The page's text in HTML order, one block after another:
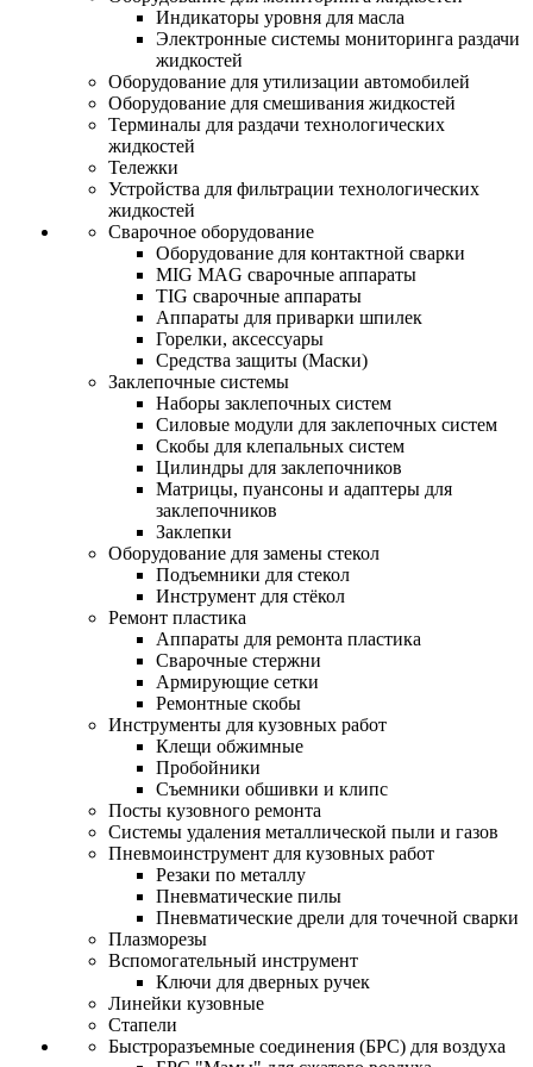
Индикаторы уровня для масла
Электронные системы мониторинга раздачи
жидкостей
Оборудование для утилизации автомобилей
Оборудование для смешивания жидкостей
Терминалы для раздачи технологических
жидкостей
Тележки
Устройства для фильтрации технологических
жидкостей
Сварочное оборудование
Оборудование для контактной сварки
MIG MAG сварочные аппараты
TIG сварочные аппараты
Аппараты для приварки шпилек
Горелки, аксессуары
Средства защиты (Маски)
Заклепочные системы
Наборы заклепочных систем
Силовые модули для заклепочных систем
Скобы для клепальных систем
Цилиндры для заклепочников
Матрицы, пуансоны и адаптеры для
заклепочников
Заклепки
Оборудование для замены стекол
Подъемники для стекол
Инструмент для стёкол
Ремонт пластика
Аппараты для ремонта пластика
Сварочные стержни
Армирующие сетки
Ремонтные скобы
Инструменты для кузовных работ
Клещи обжимные
Пробойники
Съемники обшивки и клипс
Посты кузовного ремонта
Системы удаления металлической пыли и газов
Пневмоинструмент для кузовных работ
Резаки по металлу
Пневматические пилы
Пневматические дрели для точечной сварки
Плазморезы
Вспомогательный инструмент
Ключи для дверных ручек
Линейки кузовные
Стапели
Быстроразъемные соединения (БРС) для воздуха